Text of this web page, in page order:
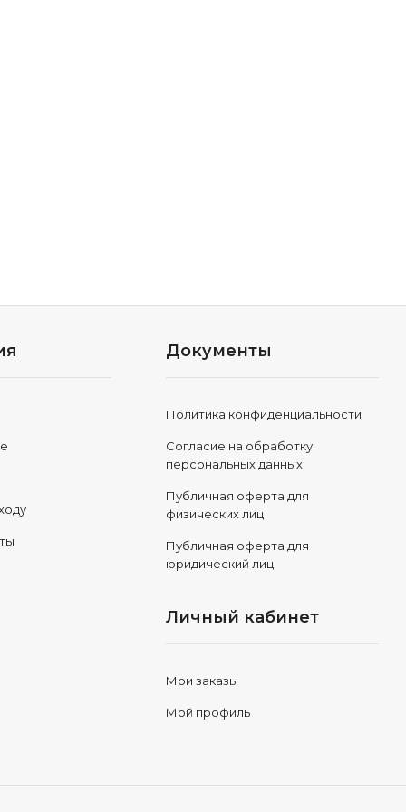
Документы
Политика конфиденциальности
Согласие на обработку
персональных данных
Публичная оферта для
физических лиц
Публичная оферта для
юридический лиц
Личный кабинет
Мои заказы
Мой профиль